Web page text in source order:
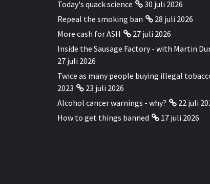
Today's quack science
30 juli 2026
Repeal the smoking ban
28 juli 2026
More cash for ASH
27 juli 2026
Inside the Sausage Factory - with Martin
27 juli 2026
Twice as many people buying illegal
2023
23 juli 2026
Alcohol cancer warnings - why?
22 juli
How to get things banned
17 juli 2026